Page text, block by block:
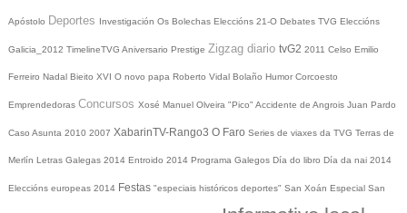
Apóstolo Deportes Investigación Os Bolechas Eleccións 21-O Debates TVG Eleccións
Galicia_2012 TimelineTVG Aniversario Prestige Zigzag diario tvG2 2011 Celso Emilio
Ferreiro Nadal Bieito XVI O novo papa Roberto Vidal Bolaño Humor Corcoesto
Emprendedoras Concursos Xosé Manuel Olveira "Pico" Accidente de Angrois Juan Pardo
Caso Asunta 2010 2007 XabarinTV-Rango3 O Faro Series de viaxes da TVG Terras de
Merlín Letras Galegas 2014 Entroido 2014 Programa Galegos Día do libro Día da nai 2014
Eleccións europeas 2014 Festas "especiais históricos deportes" San Xoán Especial San